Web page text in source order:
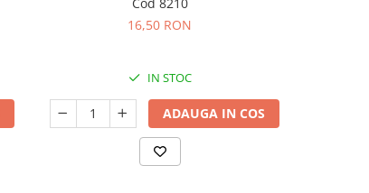
16,50 RON
IN STOC
ADAUGA IN COS